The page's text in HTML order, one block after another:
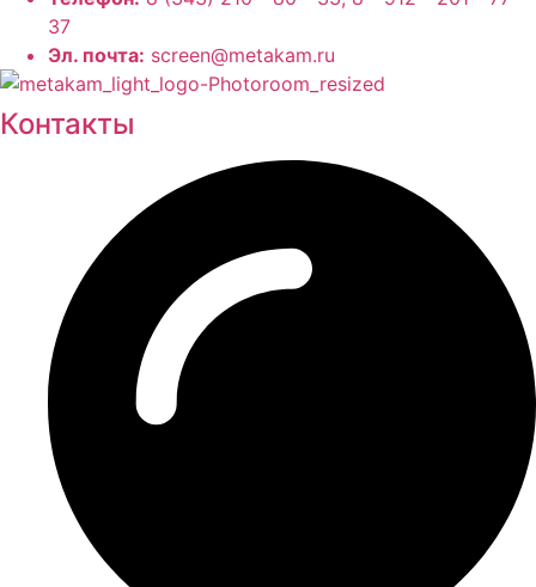
37
Эл. почта: screen@metakam.ru
Контакты